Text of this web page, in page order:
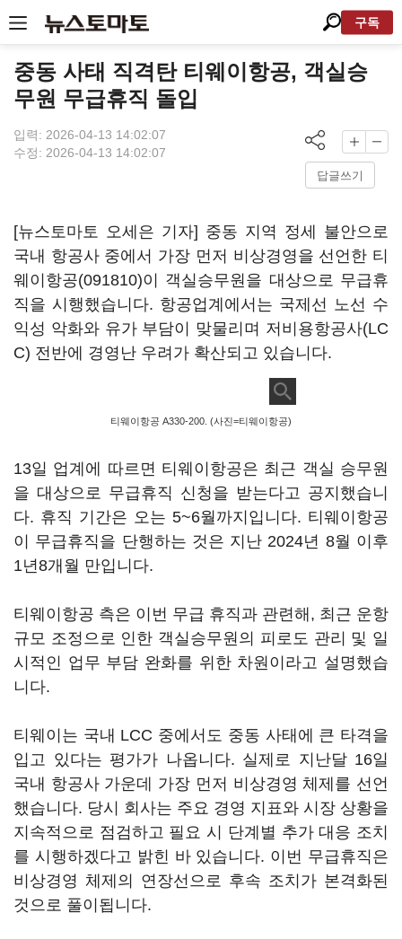
구독
중동 사태 직격탄 티웨이항공, 객실승
무원 무급휴직 돌입
입력: 2026-04-13 14:02:07
수정: 2026-04-13 14:02:07
답글쓰기
[뉴스토마토 오세은 기자] 중동 지역 정세 불안으로
국내 항공사 중에서 가장 먼저 비상경영을 선언한 티
웨이항공(091810)이 객실승무원을 대상으로 무급휴
직을 시행했습니다. 항공업계에서는 국제선 노선 수
익성 악화와 유가 부담이 맞물리며 저비용항공사(LC
C) 전반에 경영난 우려가 확산되고 있습니다.
티웨이항공 A330-200. (사진=티웨이항공)
13일 업계에 따르면 티웨이항공은 최근 객실 승무원
을 대상으로 무급휴직 신청을 받는다고 공지했습니
다. 휴직 기간은 오는 5~6월까지입니다. 티웨이항공
이 무급휴직을 단행하는 것은 지난 2024년 8월 이후
1년8개월 만입니다.
티웨이항공 측은 이번 무급 휴직과 관련해, 최근 운항
규모 조정으로 인한 객실승무원의 피로도 관리 및 일
시적인 업무 부담 완화를 위한 차원이라고 설명했습
니다.
티웨이는 국내 LCC 중에서도 중동 사태에 큰 타격을
입고 있다는 평가가 나옵니다. 실제로 지난달 16일
국내 항공사 가운데 가장 먼저 비상경영 체제를 선언
했습니다. 당시 회사는 주요 경영 지표와 시장 상황을
지속적으로 점검하고 필요 시 단계별 추가 대응 조치
를 시행하겠다고 밝힌 바 있습니다. 이번 무급휴직은
비상경영 체제의 연장선으로 후속 조치가 본격화된
것으로 풀이됩니다.